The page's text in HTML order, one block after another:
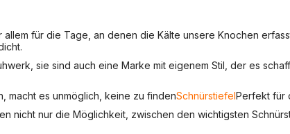
für die Tage, an denen die Kälte unsere Knochen
sie sind auch eine Marke mit eigenem Stil, der es
macht es unmöglich, keine zu findenSchnürstiefelPerfekt für
nicht nur die Möglichkeit, zwischen den wichtigsten